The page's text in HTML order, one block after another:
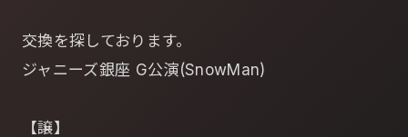
交換を探しております。
ジャニーズ銀座 G公演(SnowMan)
【譲】